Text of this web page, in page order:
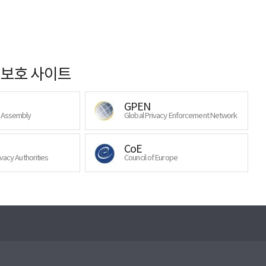
호 사이트
GPEN
Global Privacy Enforcement Network
Authorities
CoE
Council of Europe